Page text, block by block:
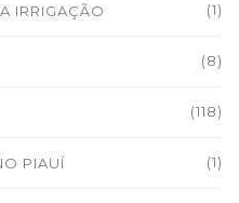
IRRIGAÇÃO (1)
(8)
(118)
PIAUÍ (1)